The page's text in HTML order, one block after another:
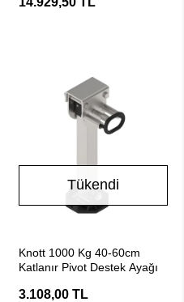
Tükendi
Knott 1000 Kg 40-60cm
Katlanır Pivot Destek Ayağı
3.108,00 TL